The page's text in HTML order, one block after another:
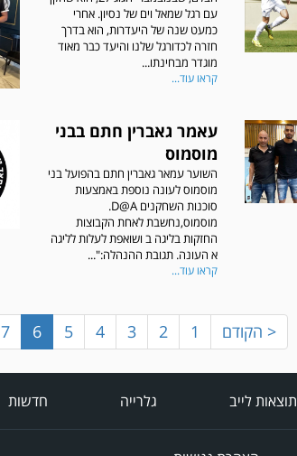
עם רגל שמאל וים של נסיון. אחרי
כמעט שנה של היעדרות, הוא בדרך
חזרה לכדורגל שלנו והיעד כבר מאוד
מוגדר מבחינתו...
קראו עוד...
עאמר גאברין חתם בבני
מוסמוס
השוער עמאר גאברין חתם בהפועל בני
מוסמוס לעונה נוספת באמצעות
סוכנות השחקנים D@A.
מוסמוס,נחשבת לאחת הקבוצות
החזקות בליגה ב ושואפת לעלות לליגה
א העונה. תגובת ההנהלה:"...
קראו עוד...
< הקודם 1
2
3
4
5
6
7
תוצאות לייב גלרייה חדשות